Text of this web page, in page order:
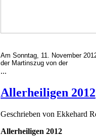
Am Sonntag, 11. November
der Martinszug von der
...
Allerheiligen 2012
Geschrieben von Ekkehard
Allerheiligen 2012